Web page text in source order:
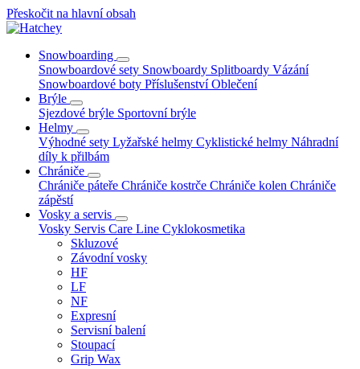
Přeskočit na hlavní obsah
Snowboarding
Snowboardové sety Snowboardy Splitboardy Vázání
Snowboardové boty PříslušenstvíOblečení
Brýle
Sjezdové brýle Sportovní brýle
Helmy
Výhodné sety Lyžařské helmy Cyklistické helmy Náhradní
díly k přilbám
Chrániče
Chrániče páteře Chrániče kostrče Chrániče kolen Chrániče
zápěstí
Vosky a servis
Vosky Servis Care Line Cyklokosmetika
Skluzové
Závodní vosky
HF
LF
NF
Expresní
Servisní balení
Stoupací
Grip Wax